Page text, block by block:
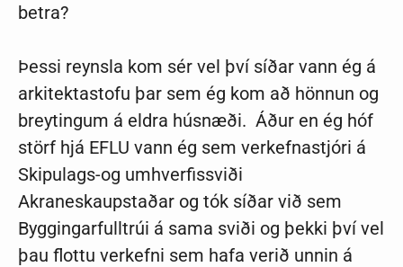
betra?
Þessi reynsla kom sér vel því síðar vann ég á
arkitektastofu þar sem ég kom að hönnun og
breytingum á eldra húsnæði. Áður en ég hóf
störf hjá EFLU vann ég sem verkefnastjóri á
Skipulags-og umhverfissviði
Akraneskaupstaðar og tók síðar við sem
Byggingarfulltrúi á sama sviði og þekki því vel
þau flottu verkefni sem hafa verið unnin á